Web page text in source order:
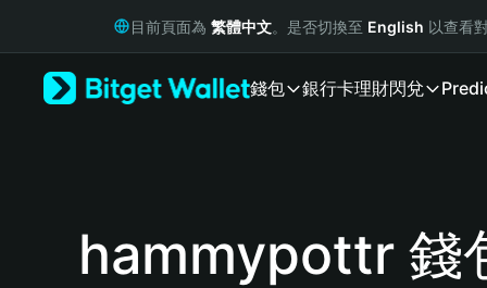
Русский
目前頁面為 繁體中文。是否切換至 English 以查看
錢包 銀行卡理財閃兌
hammypottr 錢